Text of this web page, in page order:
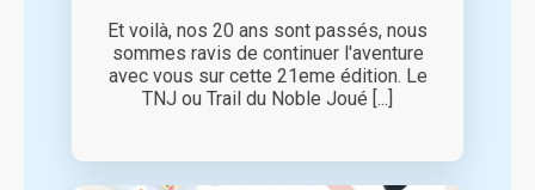
Et voilà, nos 20 ans sont passés, nous
sommes ravis de continuer l'aventure
avec vous sur cette 21eme édition. Le
TNJ ou Trail du Noble Joué [...]